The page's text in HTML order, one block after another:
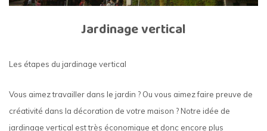
Jardinage vertical
Les étapes du jardinage vertical
Vous aimez travailler dans le jardin ? Ou vous aimez faire preuve de
créativité dans la décoration de votre maison ? Notre idée de
jardinage vertical est très économique et donc encore plus